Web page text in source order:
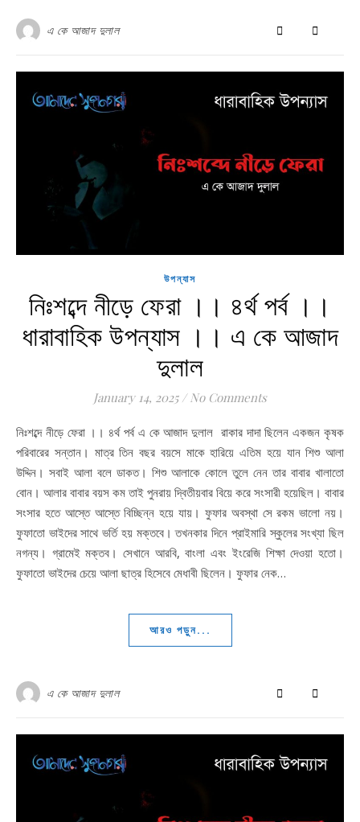
এ কে আজাদ দুলাল
উপন্যাস
নিঃশব্দে নীড়ে ফেরা ।। ৪র্থ পর্ব ।।
ধারাবাহিক উপন্যাস ।। এ কে আজাদ
দুলাল
January 14, 2025 / No Comments
নিঃশব্দে নীড়ে ফেরা ।। ৪র্থ পর্ব এ কে আজাদ দুলাল রাকার দাদা ছিলেন একজন কৃষক
পরিবারের সন্তান। মাত্র তিন বছর বয়সে মাকে হারিয়ে এতিম হয়ে যান শিশু আলা
উদ্দিন। সবাই আলা বলে ডাকত। শিশু আলাকে কোলে তুলে নেন তার বাবার খালাতো
বোন। আলার বাবার বয়স কম তাই পুনরায় দ্বিতীয়বার বিয়ে করে সংসারী হয়েছিল। বাবার
সংসার হতে আস্তে আস্তে বিচ্ছিন্ন হয়ে যায়। ফুফার অবস্থা সে রকম ভালো নয়।
ফুফাতো ভাইদের সাথে ভর্তি হয় মক্তবে। তখনকার দিনে প্রাইমারি স্কুলের সংখ্যা ছিল
নগন্য। গ্রামেই মক্তব। সেখানে আরবি, বাংলা এবং ইংরেজি শিক্ষা দেওয়া হতো।
ফুফাতো ভাইদের চেয়ে আলা ছাত্র হিসেবে মেধাবী ছিলেন। ফুফার নেক…
আরও পড়ুন...
এ কে আজাদ দুলাল